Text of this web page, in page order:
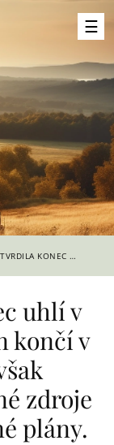
VLÁDA POTVRDILA KONEC UHLÍ V ROCE 2033, ROPA A PLYN KONČÍ V ROCE 2050. STÁLE VŠAK PODCEŇUJE OBNOVITELNÉ ZDROJE A MÁ NEREÁLNÉ JADERNÉ PLÁNY.
uhlí v
končí v
zdroje
plány.